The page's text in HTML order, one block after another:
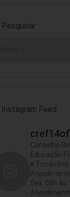
Pesquisar
Instagram Feed
Conselho
Educação
e Tocantins
Sex: 09h às